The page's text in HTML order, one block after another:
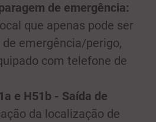
de emergência:
que apenas pode ser
emergência/perigo,
com telefone de
e H51b - Saída de
da localização de